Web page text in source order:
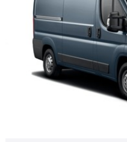
Flottes
Services